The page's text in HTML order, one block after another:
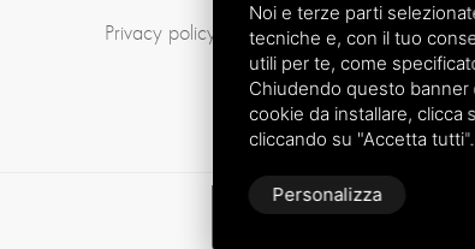
Privacy policy Sitemap
Noi e terze parti
tecniche e, con il tuo
utili per te, come
Chiudendo questo banner
cookie da installare, clicca
cliccando su "Accetta
Personalizza